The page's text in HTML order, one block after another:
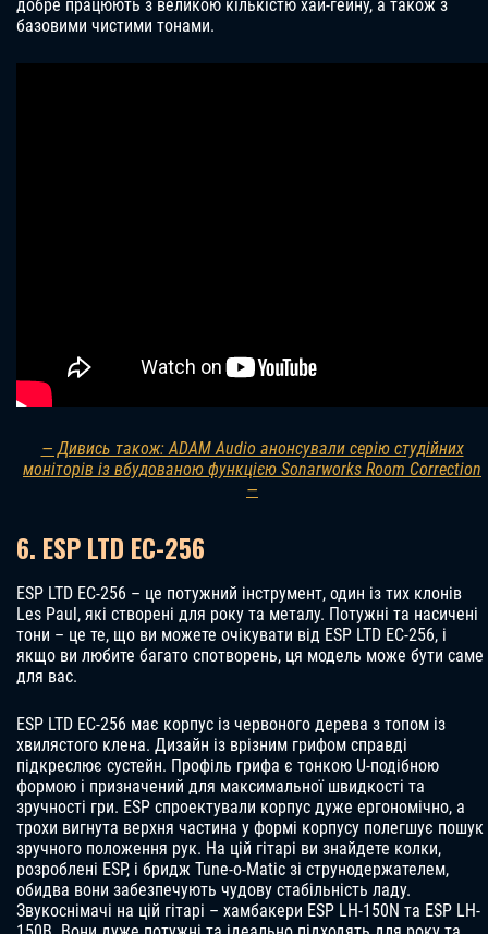
добре працюють з великою кількістю хай-гейну, а також з
базовими чистими тонами.
— Дивись також: ADAM Audio анонсували серію студійних
моніторів із вбудованою функцією Sonarworks Room Correction
—
6. ESP LTD EC-256
ESP LTD EC-256 – це потужний інструмент, один із тих клонів
Les Paul, які створені для року та металу. Потужні та насичені
тони – це те, що ви можете очікувати від ESP LTD EC-256, і
якщо ви любите багато спотворень, ця модель може бути саме
для вас.
ESP LTD EC-256 має корпус із червоного дерева з топом із
хвилястого клена. Дизайн із врізним грифом справді
підкреслює сустейн. Профіль грифа є тонкою U-подібною
формою і призначений для максимальної швидкості та
зручності гри. ESP спроектували корпус дуже ергономічно, а
трохи вигнута верхня частина у формі корпусу полегшує пошук
зручного положення рук. На цій гітарі ви знайдете колки,
розроблені ESP, і бридж Tune-o-Matic зі струнодержателем,
обидва вони забезпечують чудову стабільність ладу.
Звукоснімачі на цій гітарі – хамбакери ESP LH-150N та ESP LH-